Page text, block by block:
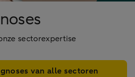
sectorexpertise
van alle sectoren